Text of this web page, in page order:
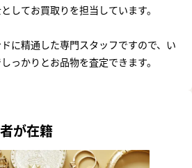
してお買取りを担当しています。
に精通した専門スタッフですので、い
っかりとお品物を査定できます。
が在籍